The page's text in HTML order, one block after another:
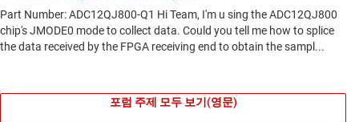
포럼 주제 모두 보기(영문)